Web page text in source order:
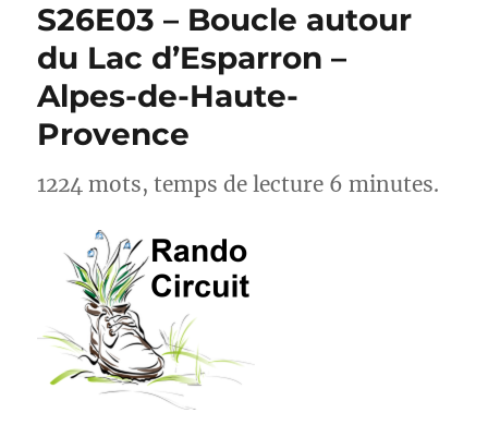
mois-
S26E03 – Boucle autour
du Lac d’Esparron –
Alpes-de-Haute-
Provence
1224 mots, temps de lecture 6 minutes.